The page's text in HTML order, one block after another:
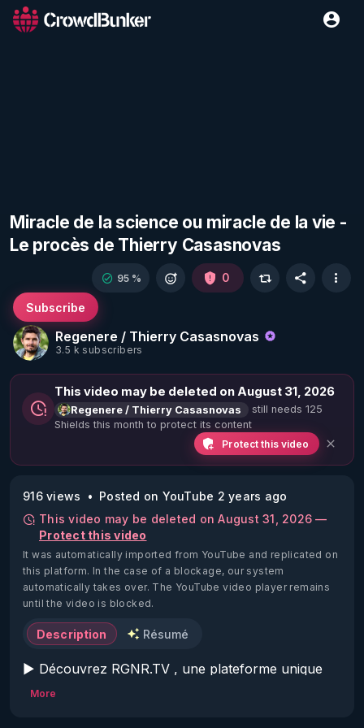
Miracle de la science ou miracle de la vie -
Le procès de Thierry Casasnovas
Regenere / Thierry Casasnovas
3.5 k subscribers
Subscribe
95 % 0
This video may be deleted on August 31, 2026
Regenere / Thierry Casasnovas
still needs 125
Shields this month to protect its content
Protect this video
916 views
Posted on YouTube 2 years ago
This video may be deleted on August 31, 2026 —
Protect this video
It was automatically imported from YouTube and replicated on
this platform. In the case of a blockage, our system
automatically takes over. The YouTube video player remains
until the video is blocked.
Description Résumé
▶ Découvrez RGNR.TV , une plateforme unique
pour accéder aux meilleures informations en terme
More